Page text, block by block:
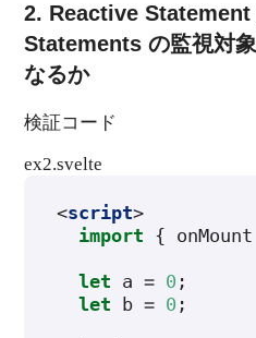
2. Reactive
Statements の監視対
なるか
検証コード
ex2.svelte
<script>
import { onMount
let a = 0 ;
let
b = 0 ;